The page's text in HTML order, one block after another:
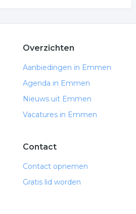
Overzichten
Aanbiedingen in Emmen
Agenda in Emmen
Nieuws uit Emmen
Vacatures in Emmen
Contact
Contact opnemen
Gratis lid worden